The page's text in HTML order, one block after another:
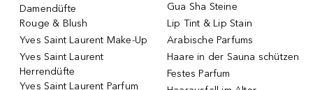
Damendüfte
Rouge & Blush
Yves Saint Laurent Make-Up
Yves Saint Laurent
Herrendüfte
Yves Saint Laurent Parfum
Gua Sha Steine
Lip Tint & Lip Stain
Arabische Parfums
Haare in der Sauna schützen
Festes Parfum